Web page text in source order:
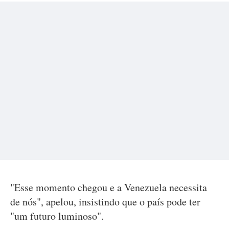
"Esse momento chegou e a Venezuela necessita
de nós", apelou, insistindo que o país pode ter
"um futuro luminoso".